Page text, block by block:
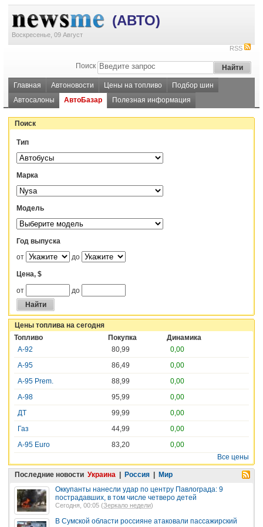
(АВТО)
Воскресенье, 09 Август
RSS
Поиск
Главная Автоновости Цены на топливо
Подбор шин
Автосалоны
АвтоБазар Полезная информация
Поиск
Тип
Марка
Модель
Год выпуска
от
до
Цена, $
от
до
Цены топлива на сегодня
Топливо
Покупка
Динамика
А-92
80,99
0,00
А-95
86,49
0,00
А-95 Prem.
88,99
0,00
А-98
95,99
0,00
ДТ
99,99
0,00
Газ
44,99
0,00
A-95 Euro
83,20
0,00
Все цены
Последние новости Украина Россия
Мир
Оккупанты нанесли удар по центру Павлограда: 9
пострадавших, в том числе четверо детей
Сегодня, 00:05 (Зеркало недели)
В Сумской области россияне атаковали пассажирский